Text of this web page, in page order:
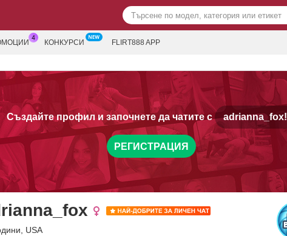
КОНКУРСИ FLIRT888 APP
Създайте профил и започнете да чатите с adrianna_fox!
РЕГИСТРАЦИЯ
USA